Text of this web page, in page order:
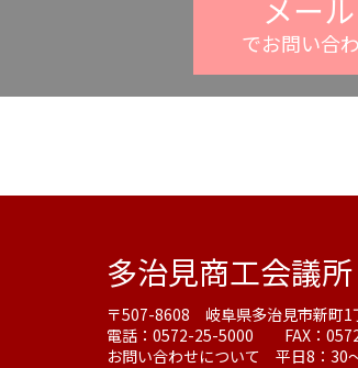
メール
でお問い合
多治見商工会議所
〒507-8608 岐阜県多治見市新町1
電話：0572-25-5000 FAX：
お問い合わせについて 平日8：30